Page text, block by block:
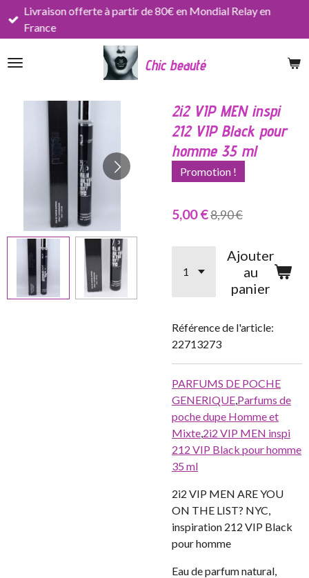
Passer
principal
Chic beauté
Livraison offerte à partir de 80€ en Mondial Relay en
France
2i2 VIP MEN inspi
212 VIP Black pour
homme 35 ml
Promotion !
5,00 €8,90 €
Ajouter
au
panier
Référence de l'article:
22713273
PARFUMS DE POCHE
GENERIQUE,Parfums de
poche dupe Homme et
Mixte,2i2 VIP MEN inspi
212 VIP Black pour homme
35 ml
2i2 VIP MEN ARE YOU
ON THE LIST? NYC,
inspiration 212 VIP Black
pour homme
Eau de parfum natural,